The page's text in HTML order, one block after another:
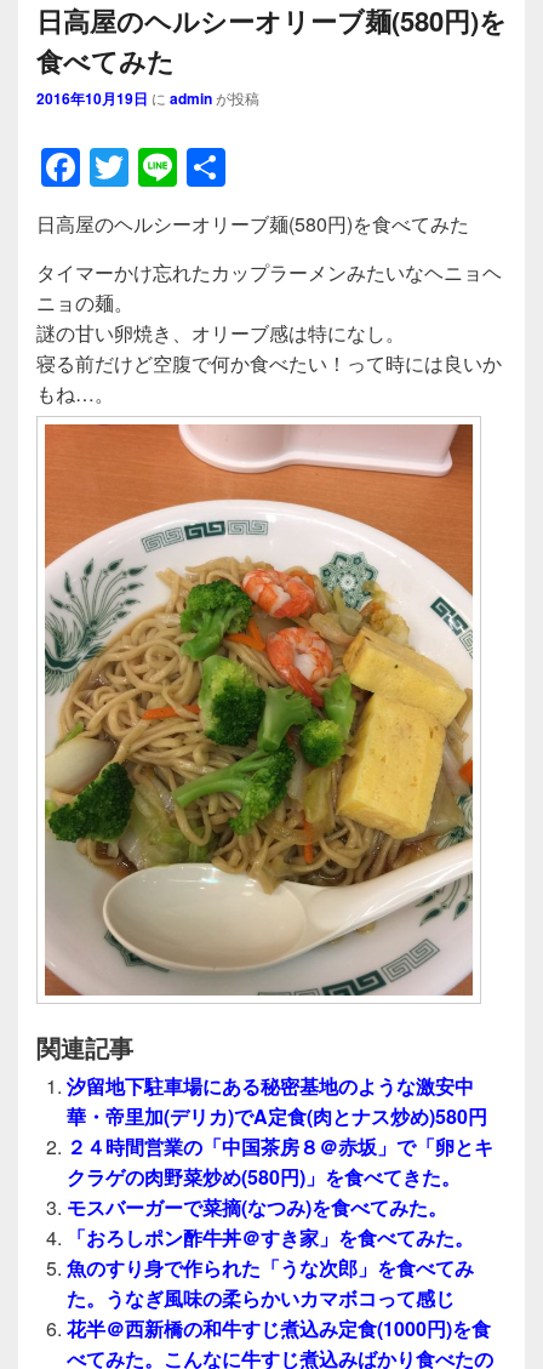
日高屋のヘルシーオリーブ麺(580円)を
食べてみた
2016年10月19日 に adminが投稿
F
a
c
e
b
o
o
k
T
wi
tt
er
Li
n
e
有
日高屋のヘルシーオリーブ麺(580円)を食べてみた
タイマーかけ忘れたカップラーメンみたいなヘニョヘ
ニョの麺。
謎の甘い卵焼き、オリーブ感は特になし。
寝る前だけど空腹で何か食べたい！って時には良いか
もね…。
関連記事
汐留地下駐車場にある秘密基地のような激安中
華・帝里加(デリカ)でA定食(肉とナス炒め)580円
２４時間営業の「中国茶房８＠赤坂」で「卵とキ
クラゲの肉野菜炒め(580円)」を食べてきた。
モスバーガーで菜摘(なつみ)を食べてみた。
「おろしポン酢牛丼＠すき家」を食べてみた。
魚のすり身で作られた「うな次郎」を食べてみ
た。うなぎ風味の柔らかいカマボコって感じ
花半＠西新橋の和牛すじ煮込み定食(1000円)を食
べてみた。こんなに牛すじ煮込みばかり食べたの